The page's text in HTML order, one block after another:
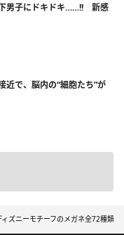
男子にドキドキ……!! 新感
近で、脳内の“細胞たち”が
ズニーモチーフのメガネ全72種類を